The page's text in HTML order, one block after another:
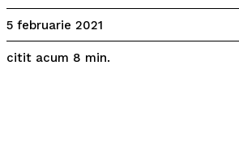
5 februarie 2021
citit acum 8 min.